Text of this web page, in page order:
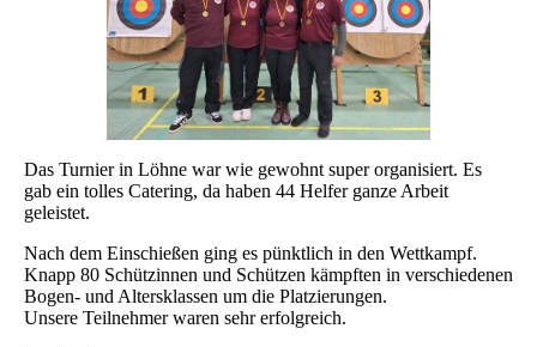
Das Turnier in Löhne war wie gewohnt super organisiert. Es
gab ein tolles Catering, da haben 44 Helfer ganze Arbeit
geleistet.
Nach dem Einschießen ging es pünktlich in den Wettkampf.
Knapp 80 Schützinnen und Schützen kämpften in verschiedenen
Bogen- und Altersklassen um die Platzierungen.
Unsere Teilnehmer waren sehr erfolgreich.